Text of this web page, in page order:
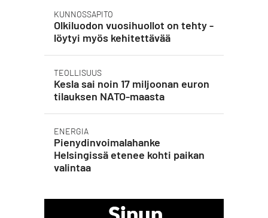
KUNNOSSAPITO
Olkiluodon vuosihuollot on tehty -
löytyi myös kehitettävää
TEOLLISUUS
Kesla sai noin 17 miljoonan euron
tilauksen NATO-maasta
ENERGIA
Pienydinvoimalahanke
Helsingissä etenee kohti paikan
valintaa